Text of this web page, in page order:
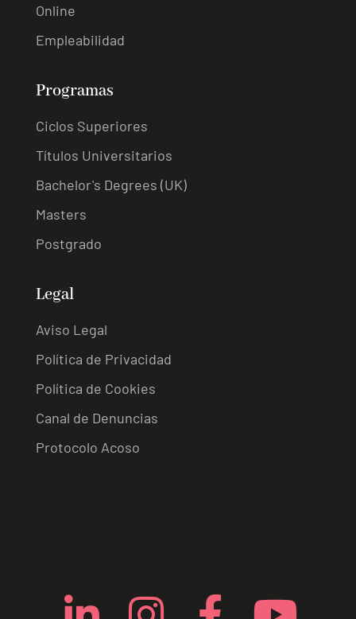
Online
Empleabilidad
Programas
Ciclos Superiores
Títulos Universitarios
Bachelor's Degrees (UK)
Masters
Postgrado
Legal
Aviso Legal
Política de Privacidad
Política de Cookies
Canal de Denuncias
Protocolo Acoso